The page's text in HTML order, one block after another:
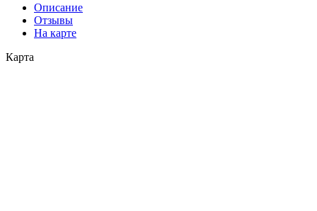
Описание
Отзывы
На карте
Карта